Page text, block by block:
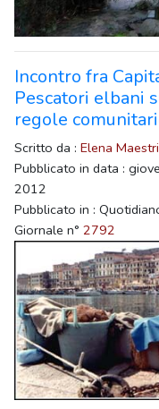
Incontro fra
Pescatori elbani
regole
Scritto da : Elena
Pubblicato in data :
2012
Pubblicato in :
Giornale n° 2792